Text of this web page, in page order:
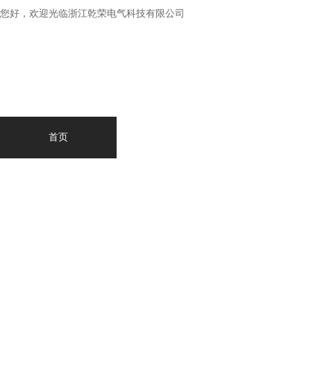
您好，欢迎光临浙江乾荣电气科技有限公司
首页